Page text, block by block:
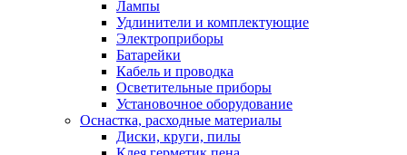
Лампы
Удлинители и комплектующие
Электроприборы
Батарейки
Кабель и проводка
Осветительные приборы
Установочное оборудование
Оснастка, расходные материалы
Диски, круги, пилы